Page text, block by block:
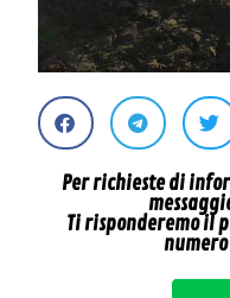
Per richieste di
Ti risponderemo il
numero